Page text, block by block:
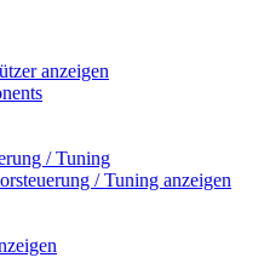
anzeigen
/ Tuning
/ Tuning anzeigen